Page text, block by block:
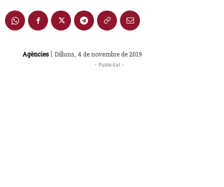
Agències | Dilluns, 4 de novembre de 2019
- Publicitat -